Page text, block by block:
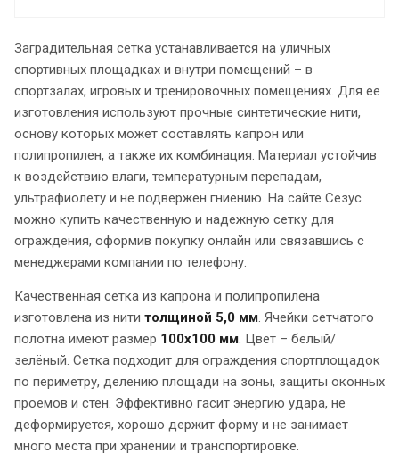
Заградительная сетка устанавливается на уличных
спортивных площадках и внутри помещений – в
спортзалах, игровых и тренировочных помещениях. Для ее
изготовления используют прочные синтетические нити,
основу которых может составлять капрон или
полипропилен, а также их комбинация. Материал устойчив
к воздействию влаги, температурным перепадам,
ультрафиолету и не подвержен гниению. На сайте Сезус
можно купить качественную и надежную сетку для
ограждения, оформив покупку онлайн или связавшись с
менеджерами компании по телефону.
Качественная сетка из капрона и полипропилена
изготовлена из нити толщиной 5,0 мм. Ячейки сетчатого
полотна имеют размер 100х100 мм. Цвет – белый/
зелёный. Сетка подходит для ограждения спортплощадок
по периметру, делению площади на зоны, защиты оконных
проемов и стен. Эффективно гасит энергию удара, не
деформируется, хорошо держит форму и не занимает
много места при хранении и транспортировке.